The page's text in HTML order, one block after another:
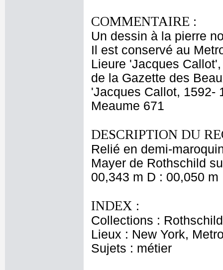
COMMENTAIRE :
Un dessin à la pierre
Il est conservé au
Lieure 'Jacques
de la Gazette des
'Jacques Callot, 1592-
Meaume 671
DESCRIPTION DU
Relié en demi-
Mayer de Rothschild
00,343 m D : 00,050
INDEX :
Collections :
Lieux : New York,
Sujets : métier